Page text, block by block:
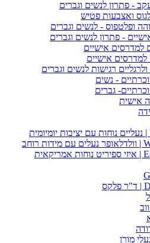
- פתרון לנשים וגברים
ואצבעות פטיש
ופלטפוס - לנשים וגברים
- פתרון לנשים וגברים
למדרסים אישיים
למדרסים אישיים
רגישות לנשים וגברים
- נשים
גברים
אישית
- Easy Spirit | איזי ספיריט נוחות אמריקאית